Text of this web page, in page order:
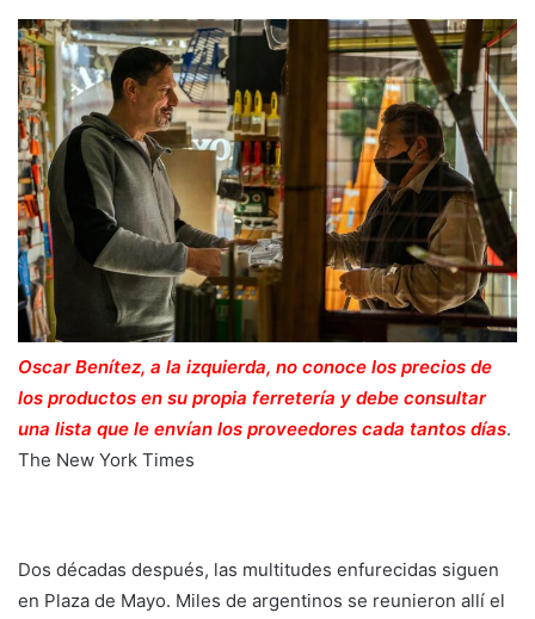
Oscar Benítez, a la izquierda, no conoce los precios de
los productos en su propia ferretería y debe consultar
una lista que le envían los proveedores cada tantos días.
The New York Times
Dos décadas después, las multitudes enfurecidas siguen
en Plaza de Mayo. Miles de argentinos se reunieron allí el